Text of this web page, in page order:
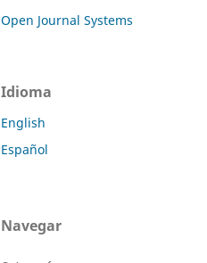
Open Journal Systems
Idioma
English
Español
Navegar